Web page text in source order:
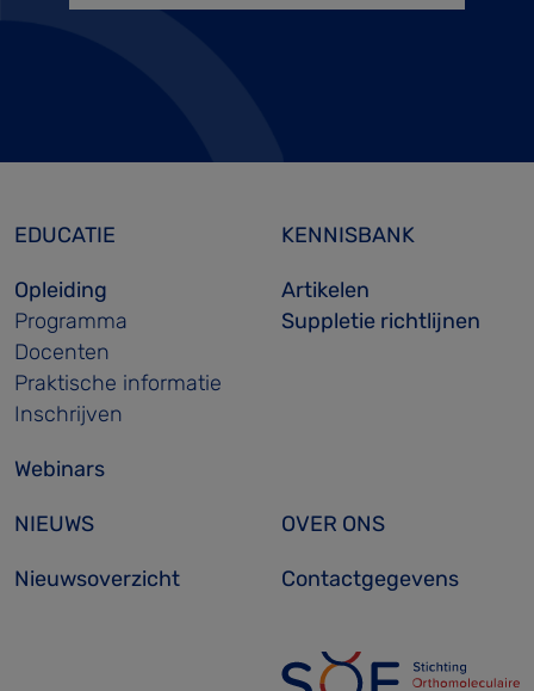
EDUCATIE
Opleiding
Programma
Docenten
Praktische informatie
Inschrijven
Webinars
KENNISBANK
Artikelen
Suppletie richtlijnen
NIEUWS
Nieuwsoverzicht
OVER ONS
Contactgegevens